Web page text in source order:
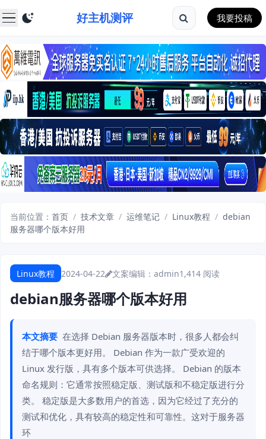
好主机测评 我要投稿
当前位置： 首页 / 技术文章 / 运维笔记 / Linux教程 / debian
服务器哪个版本好用
Linux教程 2024-04-22 文案编辑：admin1,414 阅读
debian服务器哪个版本好用
本文摘要 在选择 Debian 服务器版本时，很多人都会纠
结于哪个版本更好用。 Debian 作为一款广受欢迎的
Linux 发行版，具有多个版本可供选择。 Debian 的版本
命名规则：它通常按照稳定版、测试版和不稳定版进行分
类。 稳定版是大多数用户的首选，因为它经过了充分的
测试和优化，具有较高的稳定性和可靠性。这对于服务器
环